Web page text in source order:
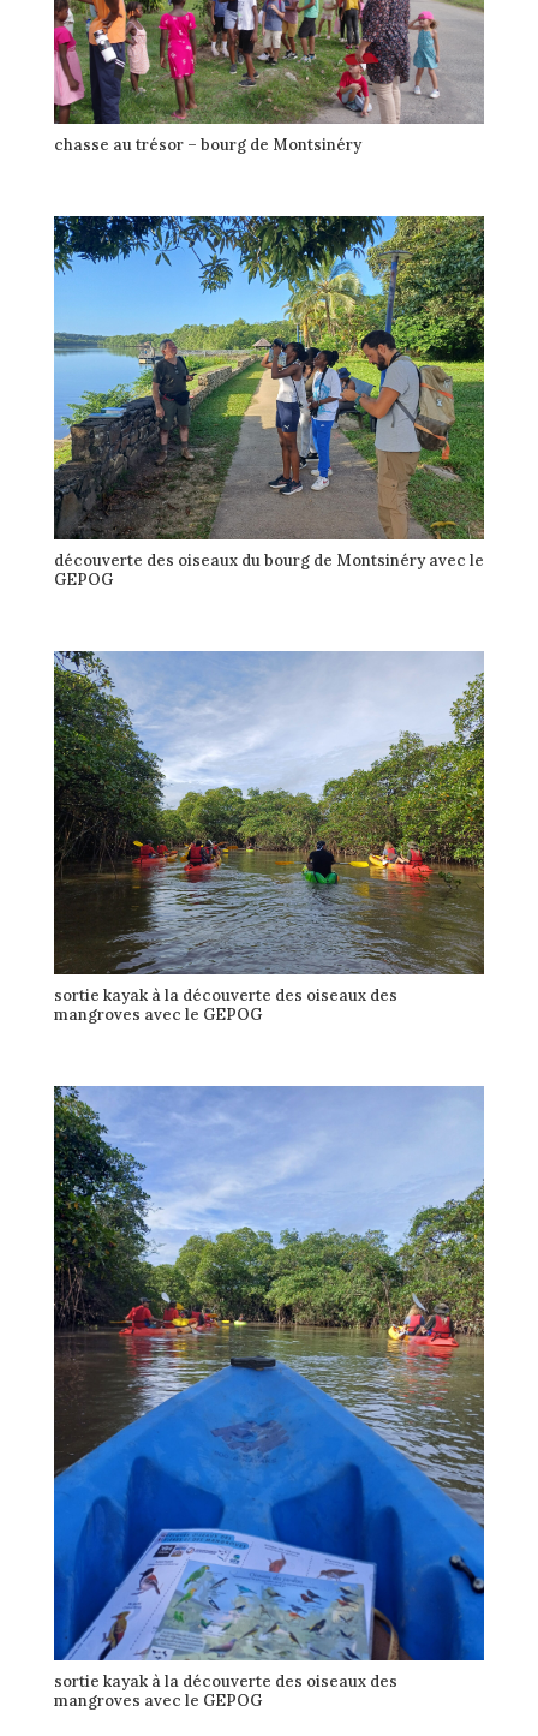
chasse au trésor – bourg de Montsinéry
découverte des oiseaux du bourg de Montsinéry avec le
GEPOG
sortie kayak à la découverte des oiseaux des
mangroves avec le GEPOG
sortie kayak à la découverte des oiseaux des
mangroves avec le GEPOG